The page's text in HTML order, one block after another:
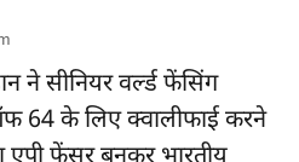
ने सीनियर वर्ल्ड फेंसिंग
64 के लिए क्वालीफाई करने